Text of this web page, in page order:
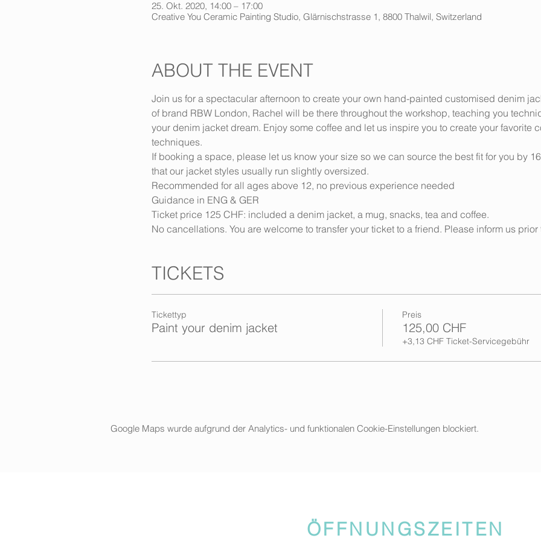
25. Okt. 2020, 14:00 – 17:00
Creative You Ceramic Painting Studio, Glärnischstrasse 1, 8800 Thalwil, Switzerland
ABOUT THE EVENT
Join us for a spectacular afternoon to create your own hand-painted customised denim
of brand RBW London, Rachel will be there throughout the workshop, teaching you
your denim jacket dream. Enjoy some coffee and let us inspire you to create your favorite
techniques.
If booking a space, please let us know your size so we can source the best fit for you by
that our jacket styles usually run slightly oversized.
Recommended for all ages above 12, no previous experience needed
Guidance in ENG & GER
Ticket price 125 CHF: included a denim jacket, a mug, snacks, tea and coffee.
No cancellations. You are welcome to transfer your ticket to a friend. Please inform us prior
TICKETS
Tickettyp
Paint your denim jacket
Preis
125,00 CHF
+3,13 CHF Ticket-Servicegebühr
Google Maps wurde aufgrund der Analytics- und funktionalen Cookie-Einstellungen blockiert.
ÖFFNUNGSZEITEN